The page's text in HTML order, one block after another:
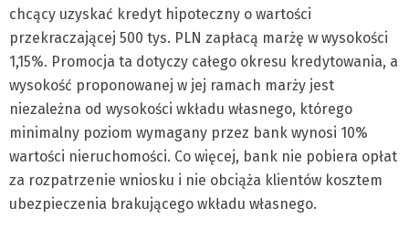
chcący uzyskać kredyt hipoteczny o wartości
przekraczającej 500 tys. PLN zapłacą marżę w wysokości
1,15%. Promocja ta dotyczy całego okresu kredytowania, a
wysokość proponowanej w jej ramach marży jest
niezależna od wysokości wkładu własnego, którego
minimalny poziom wymagany przez bank wynosi 10%
wartości nieruchomości. Co więcej, bank nie pobiera opłat
za rozpatrzenie wniosku i nie obciąża klientów kosztem
ubezpieczenia brakującego wkładu własnego.